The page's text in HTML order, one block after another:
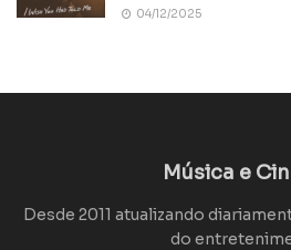
04/12/2025
Música e
Desde 2011 atualizando
do